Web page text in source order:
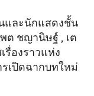
และนักแสดงชั้น
ต ชญานิษฐ์ , เต
รื่องราวแห่ง
เปิดฉากบทใหม่